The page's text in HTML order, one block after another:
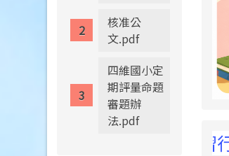
至15:00防空演習行網降速
核准公
文.pdf
四維國小定
期評量命題
審題辦
法.pdf